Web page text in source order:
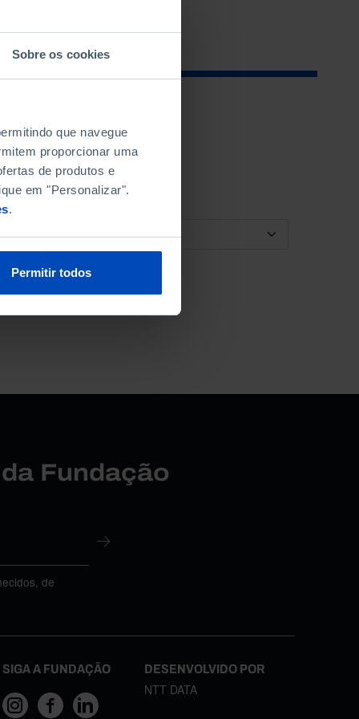
Sobre os cookies
que navegue
proporcionar uma
de produtos e
em "Personalizar".
.
Permitir todos
ORDENAR POR
Fundação
de
SIGA A FUNDAÇÃO DESENVOLVIDO POR
NTT DATA